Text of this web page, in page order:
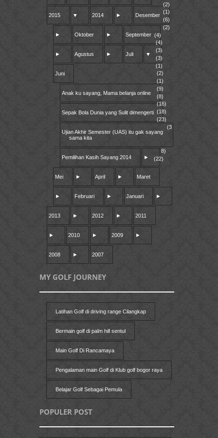
2015 ▼ 2014 ► Desember
(2)
► Oktober
(1)
► September
(6)
► Agustus
(2)
► Juli
(4)
▼
Juni
(4)
Anak ku sayang, Mama belanja online
Sepak Bola Dunia yang Sulit dimengerti
Ujian Akhir Semester (UAS) itu gak sayang
sama kita
Pemilihan Kasih Sayang 2014 ►
Mei
(3)
► April
(3)
► Maret
(1)
► Februari
(2)
► Januari
(1)
►
2013
(9)
► 2012
(8)
► 2011
(16)
► 2010
(18)
► 2009
(23)
►
2008
(3
8)
► 2007
(22)
MY GOLF JOURNEY
Latihan Golf di driving range Cilangkap
Bermain golf di palm hill sentul
Main Golf Di Rancamaya
Pengalaman main Golf di Klub golf bogor raya
Belajar Golf Sebagai Pemula
POPULER POST